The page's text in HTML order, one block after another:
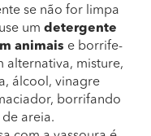
se não for limpa
um detergente
animais e borrife-
alternativa, misture,
álcool, vinagre
borrifando
areia.